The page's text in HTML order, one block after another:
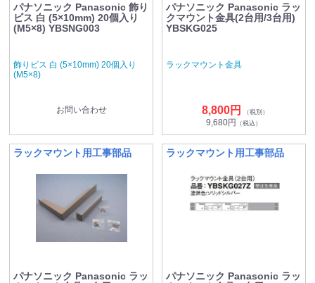
パナソニック Panasonic 飾り
ビス 白 (5×10mm) 20個入り
(M5×8) YBSNG003
飾りビス 白 (5×10mm) 20個入り
(M5×8)
お問い合わせ
パナソニック Panasonic ラッ
クマウント金具(2台用/3台用)
YBSKG025
ラックマウント金具
8,800円 （税別）
9,680円 （税込）
ラックマウント用工事部品
パナソニック Panasonic ラッ
ラックマウント用工事部品
パナソニック Panasonic ラッ